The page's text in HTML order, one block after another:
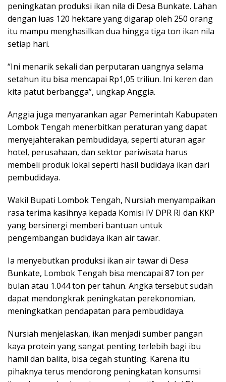
peningkatan produksi ikan nila di Desa Bunkate. Lahan
dengan luas 120 hektare yang digarap oleh 250 orang
itu mampu menghasilkan dua hingga tiga ton ikan nila
setiap hari.
“Ini menarik sekali dan perputaran uangnya selama
setahun itu bisa mencapai Rp1,05 triliun. Ini keren dan
kita patut berbangga”, ungkap Anggia.
Anggia juga menyarankan agar Pemerintah Kabupaten
Lombok Tengah menerbitkan peraturan yang dapat
menyejahterakan pembudidaya, seperti aturan agar
hotel, perusahaan, dan sektor pariwisata harus
membeli produk lokal seperti hasil budidaya ikan dari
pembudidaya.
Wakil Bupati Lombok Tengah, Nursiah menyampaikan
rasa terima kasihnya kepada Komisi IV DPR RI dan KKP
yang bersinergi memberi bantuan untuk
pengembangan budidaya ikan air tawar.
Ia menyebutkan produksi ikan air tawar di Desa
Bunkate, Lombok Tengah bisa mencapai 87 ton per
bulan atau 1.044 ton per tahun. Angka tersebut sudah
dapat mendongkrak peningkatan perekonomian,
meningkatkan pendapatan para pembudidaya.
Nursiah menjelaskan, ikan menjadi sumber pangan
kaya protein yang sangat penting terlebih bagi ibu
hamil dan balita, bisa cegah stunting. Karena itu
pihaknya terus mendorong peningkatan konsumsi